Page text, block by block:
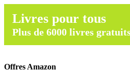
Livres pour tous
Plus de 6000 livres
Offres Amazon